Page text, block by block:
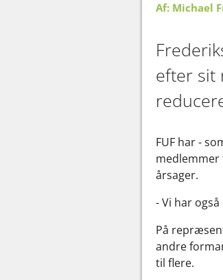
Af: Michael
efter sit
FUF har -
medlemmer
årsager.
- Vi har
På
andre
til flere.